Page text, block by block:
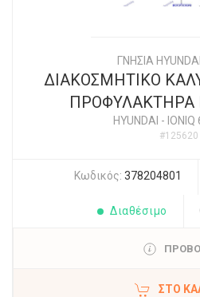
ΓΝΗΣΙΑ
ΔΙΑΚΟΣΜΗΤΙΚΟ
ΠΡΟΦΥΛΑΚΤΗΡΑ
HYUNDAI -
#125620
Κωδικός: 378204801
Διαθέσιμο
ΣΤΟ